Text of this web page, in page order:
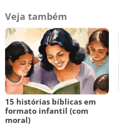
Veja também
15 histórias bíblicas em
formato infantil (com
moral)